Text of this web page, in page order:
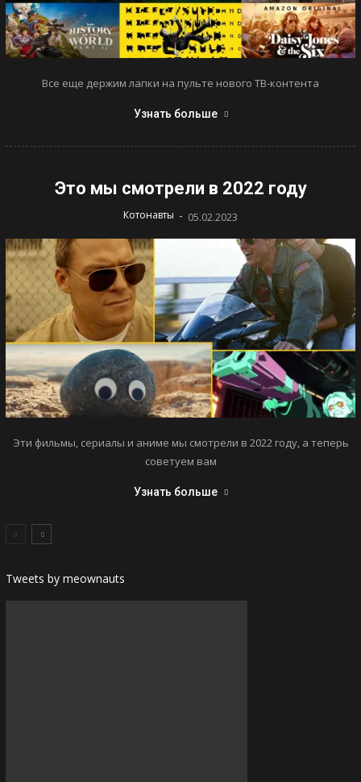
Все еще держим лапки на пульте нового ТВ-контента
Узнать больше
Это мы смотрели в 2022 году
Котонавты - 05.02.2023
Эти фильмы, сериалы и аниме мы смотрели в 2022 году, а теперь
советуем вам
Узнать больше
Tweets by meownauts